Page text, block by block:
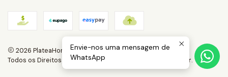
2026 PlateaHome.
Todos os Direitos Reservados.Com tecnologia Jumpseller.
Envie-nos uma mensagem de
WhatsApp